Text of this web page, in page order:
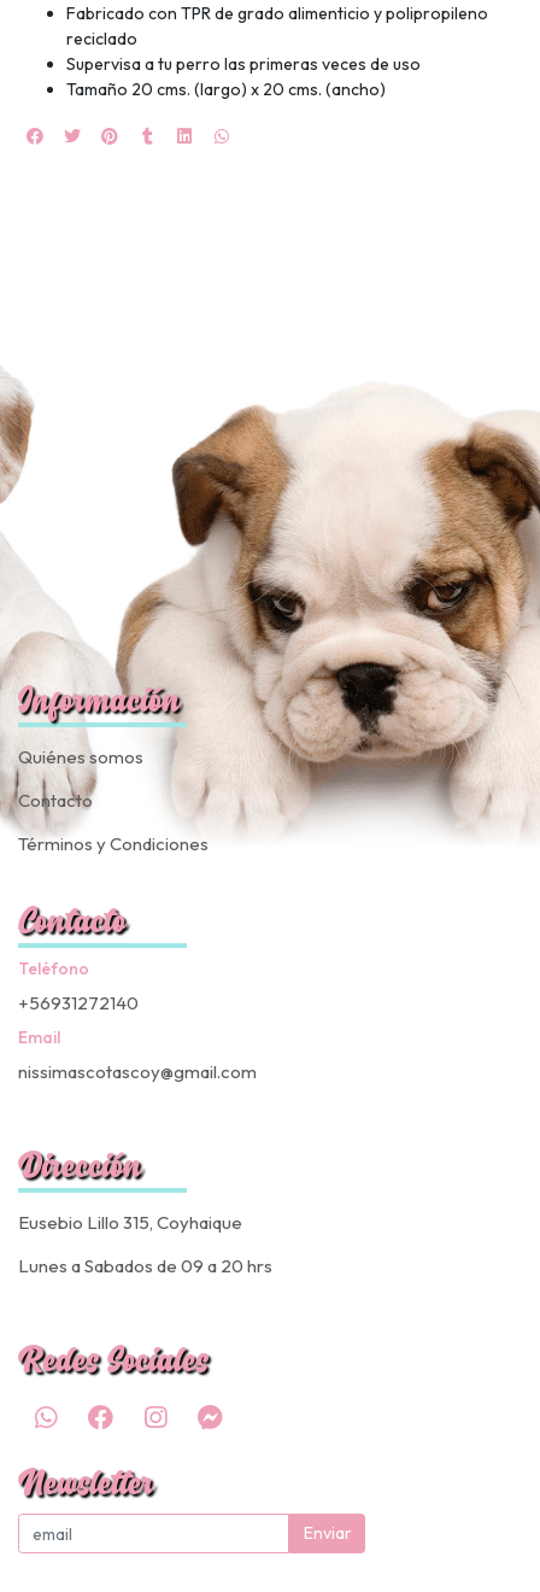
JUGAR
Fabricado con TPR de grado alimenticio y polipropileno
reciclado
Supervisa a tu perro las primeras veces de uso
Tamaño 20 cms. (largo) x 20 cms. (ancho)
Información
Quiénes somos
Contacto
Términos y Condiciones
Contacto
Teléfono
+56931272140
Email
nissimascotascoy@gmail.com
Dirección
Eusebio Lillo 315, Coyhaique
Lunes a Sabados de 09 a 20 hrs
Redes Sociales
Newsletter
Enviar